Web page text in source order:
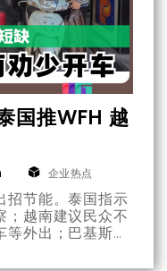
国推WFH 越
企业热点
招节能。泰国指示
；越南建议民众不
外出；巴基斯坦